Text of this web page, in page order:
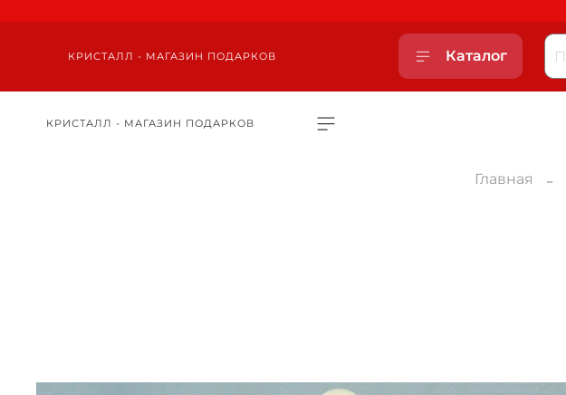
КРИСТАЛЛ - МАГАЗИН ПОДАРКОВ Каталог
КРИСТАЛЛ - МАГАЗИН ПОДАРКОВ
Главная